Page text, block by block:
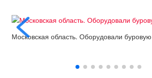
Московская область. Оборудовали буровую